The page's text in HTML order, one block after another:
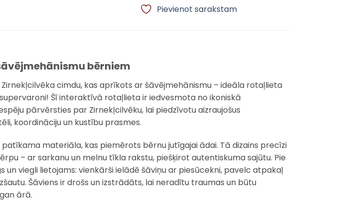
Pievienot sarakstam
bērniem
cimdu, kas aprīkots ar šāvējmehānismu – ideāla rotaļlieta
Šī interaktīvā rotaļlieta ir iedvesmota no ikoniskā
pārvērsties par Zirnekļcilvēku, lai piedzīvotu aizraujošus
koordināciju un kustību prasmes.
materiāla, kas piemērots bērnu jutīgajai ādai. Tā dizains precīzi
– ar sarkanu un melnu tīkla rakstu, piešķirot autentiskuma sajūtu. Pie
un viegli lietojams: vienkārši ielādē šāviņu ar piesūcekni, pavelc atpakaļ
Šāviens ir drošs un izstrādāts, lai neradītu traumas un būtu
ārā.